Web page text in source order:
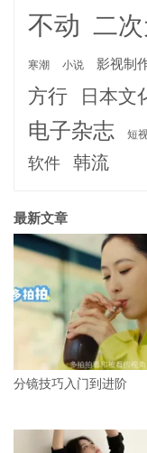
不动 二
寒潮 小说 影视制
方行 日本文
电子杂志 短
软件 韩流
最新文章
分镜技巧入门到进阶